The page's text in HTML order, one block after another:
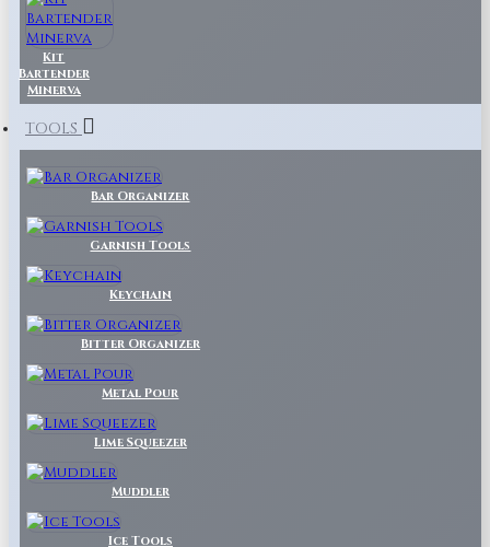
Kit
Bartender
Minerva
TOOLS
Bar Organizer
Garnish Tools
Keychain
Bitter Organizer
Metal Pour
Lime Squeezer
Muddler
Ice Tools